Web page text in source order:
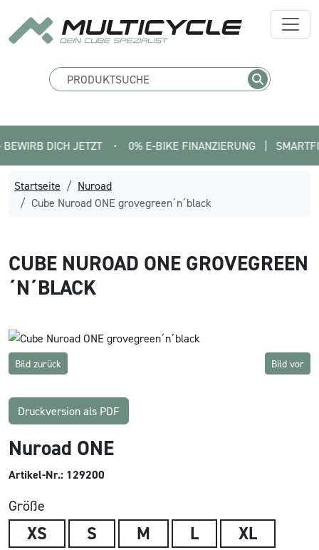
DICH JETZT • 0% E-BIKE FINANZIERUNG   |   SMARTFIT
Startseite
Nuroad
Cube Nuroad ONE grovegreen´n´black
CUBE NUROAD ONE GROVEGREEN
´N´BLACK
Bild zurück Bild vor
Druckversion als PDF
Nuroad ONE
Artikel-Nr.: 129200
Größe
XS S M L XL